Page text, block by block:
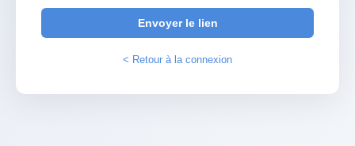
Envoyer le lien
< Retour à la connexion